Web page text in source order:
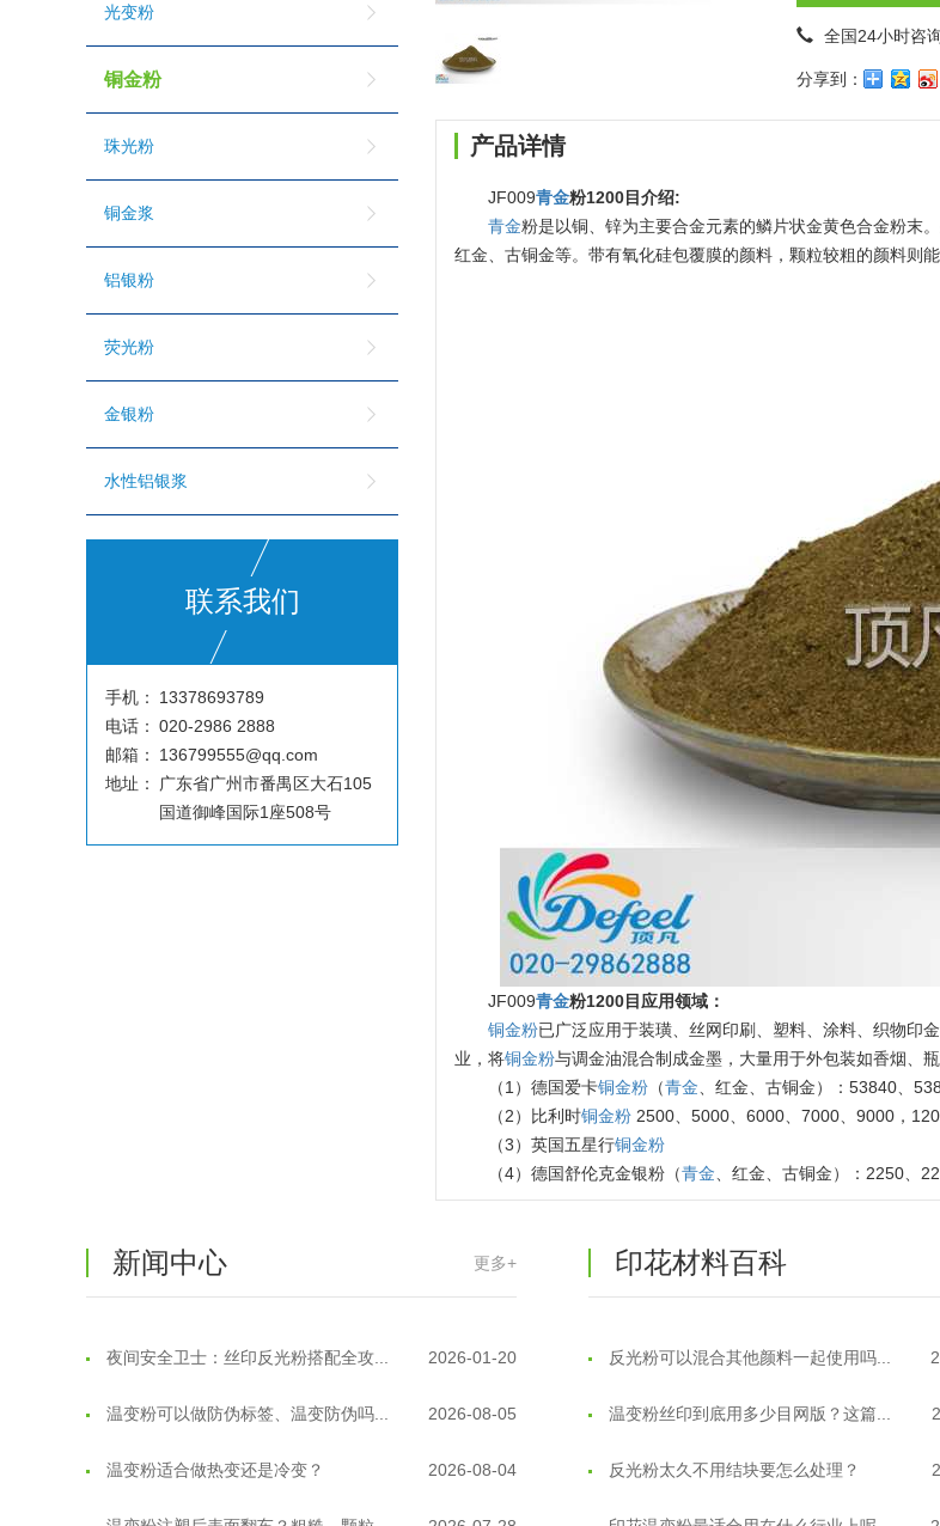
光变粉
铜金粉
珠光粉
铜金浆
铝银粉
荧光粉
金银粉
水性铝银浆
联系我们
手机：
13378693789
电话： 020-2986 2888
邮箱：
136799555@qq.com
地址：
广东省广州市番禺区大石105
国道御峰国际1座508号
全国24小时咨
分享到：
产品详情
JF009青金粉1200目介绍:
青金粉是以铜、锌为主要合金元素的鳞片状金黄色合金粉末
红金、古铜金等。带有氧化硅包覆膜的颜料，颗粒较粗的颜料则
JF009青金粉1200目应用领域：
铜金粉已广泛应用于装璜、丝网印刷、塑料、涂料、织物印
业，将铜金粉与调金油混合制成金墨，大量用于外包装如香烟、
（1）德国爱卡铜金粉 （青金 、红金、古铜金）：53840、
（2）比利时铜金粉 2500、5000、6000、7000、9000，
（3）英国五星行铜金粉
（4）德国舒伦克金银粉（青金 、红金、古铜金）：2250、
新闻中心 更多+
2026-07-20
2026-07-17
2026-07-10
2026-07-09
温变粉耐温真相：注塑"高温炼...
印花材料百科
温变粉丝印到底用多少目网版？这篇...
反光粉太久不用结块要怎么处理？
印花温变粉最适合用在什么行业上呢...
油性反光粉怎么印花效果最好？
超细反光粉怎么印牢度才会更好？
反光粉是永久有效的吗？能用多久？
外墙涂料中怎么添加反光粉使用？
反光粉能用在注塑工艺上吗？